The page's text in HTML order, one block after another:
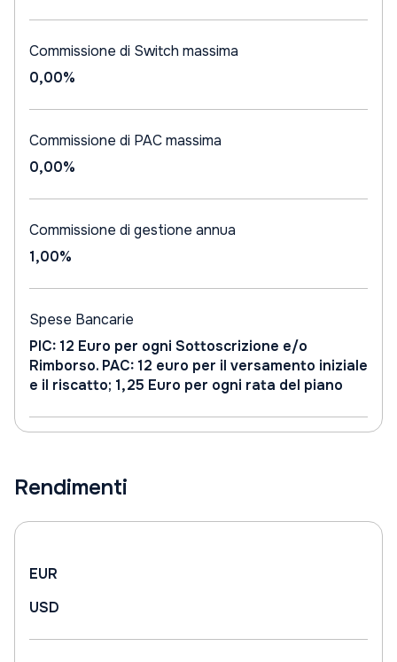
Commissione di Switch massima
0,00%
Commissione di PAC massima
0,00%
Commissione di gestione annua
1,00%
Spese Bancarie
PIC: 12 Euro per ogni Sottoscrizione e/o
Rimborso. PAC: 12 euro per il versamento iniziale
e il riscatto; 1,25 Euro per ogni rata del piano
Rendimenti
EUR
USD